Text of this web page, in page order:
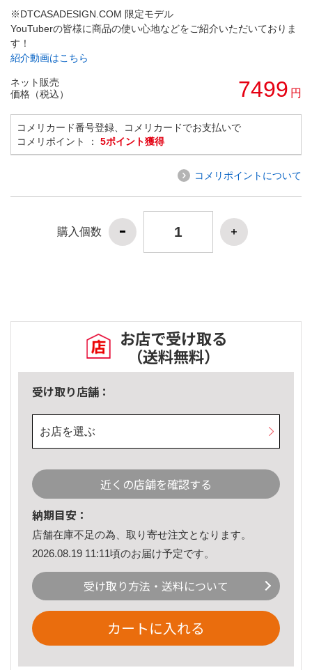
※DTCASADESIGN.COM 限定モデル
YouTuberの皆様に商品の使い心地などをご紹介いただいておりま
す！
紹介動画はこちら
ネット販売
価格（税込）
7499 円
コメリカード番号登録、コメリカードでお支払いで
コメリポイント ： 5ポイント獲得
コメリポイントについて
購入個数
お店で受け取る
（送料無料）
受け取り店舗：
お店を選ぶ
近くの店舗を確認する
納期目安：
店舗在庫不足の為、取り寄せ注文となります。
2026.08.19 11:11頃のお届け予定です。
受け取り方法・送料について
カートに入れる